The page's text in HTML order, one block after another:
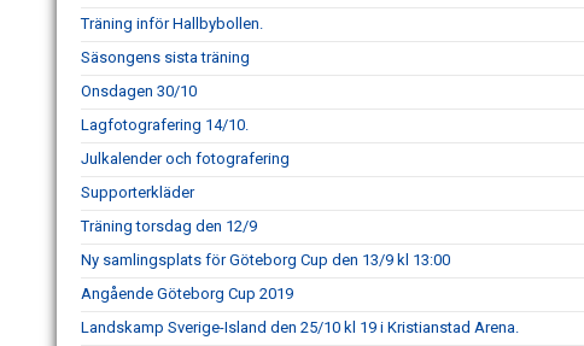
Träning inför Hallbybollen.
Säsongens sista träning
Onsdagen 30/10
Lagfotografering 14/10.
Julkalender och fotografering
Supporterkläder
Träning torsdag den 12/9
Ny samlingsplats för Göteborg Cup den 13/9 kl 13:00
Angående Göteborg Cup 2019
Landskamp Sverige-Island den 25/10 kl 19 i Kristianstad Arena.